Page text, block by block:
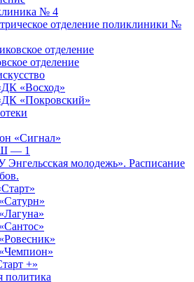
№ 4
отделение поликлиники №
отделение
отделение
«Восход»
«Покровский»
«Сигнал»
— 1
молодежь». Расписание
+»
политика